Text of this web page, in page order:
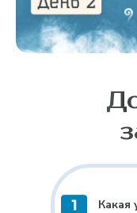
Какая